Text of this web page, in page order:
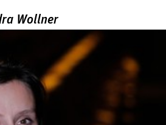
Wollner